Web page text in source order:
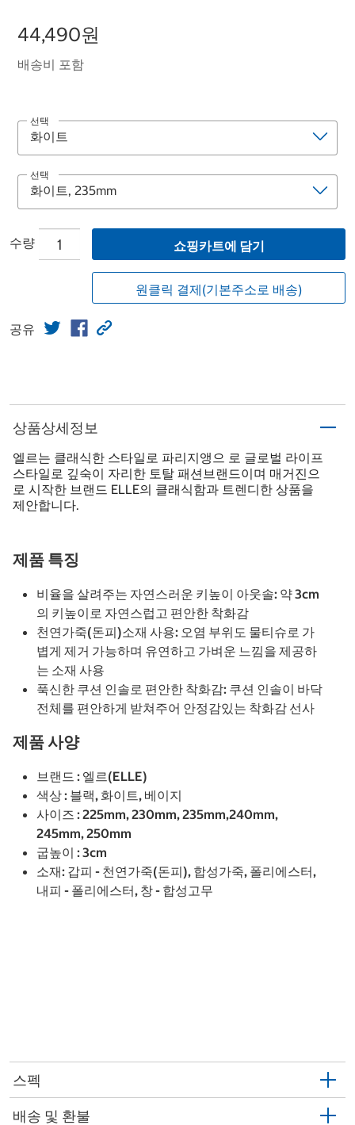
44,490원
배송비 포함
선택
선택
수량 쇼핑카트에 담기
원클릭 결제(기본주소로 배송)
공유
상품상세정보
엘르는 클래식한 스타일로 파리지앵으 로 글로벌 라이프
스타일로 깊숙이 자리한 토탈 패션브랜드이며 매거진으
로 시작한 브랜드 ELLE의 클래식함과 트렌디한 상품을
제안합니다.
제품 특징
비율을 살려주는 자연스러운 키높이 아웃솔: 약 3cm
의 키높이로 자연스럽고 편안한 착화감
천연가죽(돈피)소재 사용: 오염 부위도 물티슈로 가
볍게 제거 가능하며 유연하고 가벼운 느낌을 제공하
는 소재 사용
푹신한 쿠션 인솔로 편안한 착화감: 쿠션 인솔이 바닥
전체를 편안하게 받쳐주어 안정감있는 착화감 선사
제품 사양
브랜드 : 엘르(ELLE)
색상 : 블랙, 화이트, 베이지
사이즈 : 225mm, 230mm, 235mm,240mm,
245mm, 250mm
굽높이 : 3cm
소재: 갑피 - 천연가죽(돈피), 합성가죽, 폴리에스터,
내피 - 폴리에스터, 창 - 합성고무
스펙
배송 및 환불